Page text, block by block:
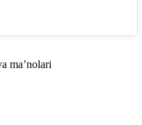
ma’nolari